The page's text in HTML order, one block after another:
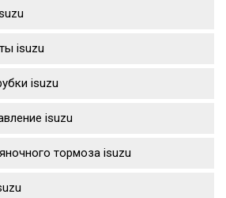
isuzu
isuzu
isuzu
тормоза isuzu